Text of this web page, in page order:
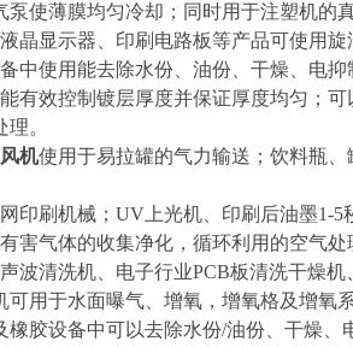
泵使薄膜均匀冷却；同时用于注塑机的
晶显示器、印刷电路板等产品可使用
中使用能去除水份、油份、干燥、电抑
有效控制镀层厚度并保证厚度均匀；
。
机使用于易拉罐的气力输送；饮料瓶
印刷机械；UV上光机、印刷后油墨1-5
害气体的收集净化，循环利用的空气处
波清洗机、电子行业PCB板清洗干燥
可用于水面曝气、增氧，增氧格及增氧
橡胶设备中可以去除水份/油份、干燥、